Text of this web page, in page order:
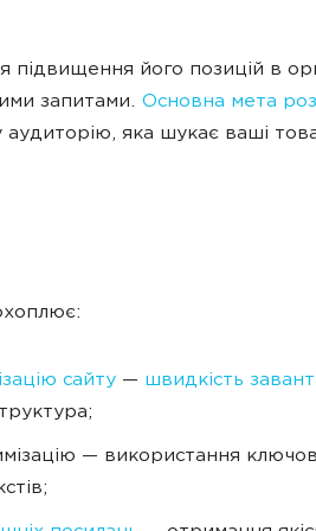
підвищення його позицій в
запитами. Основна мета
аудиторію, яка шукає ваші
сайту — швидкість
— використання